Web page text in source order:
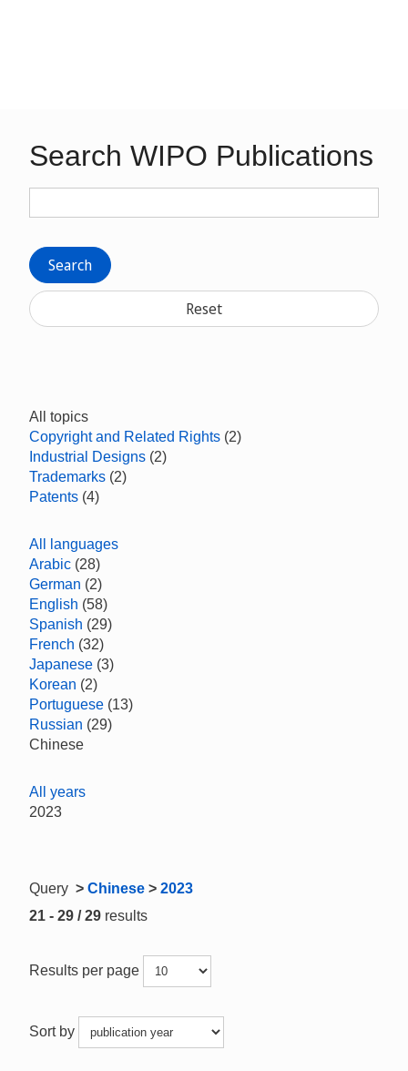
Search WIPO Publications
Search
Reset
All topics
Copyright and Related Rights (2)
Industrial Designs (2)
Trademarks (2)
Patents (4)
All languages
Arabic (28)
German (2)
English (58)
Spanish (29)
French (32)
Japanese (3)
Korean (2)
Portuguese (13)
Russian (29)
Chinese
All years
2023
Query > Chinese > 2023
21 - 29 / 29 results
Results per page
Sort by